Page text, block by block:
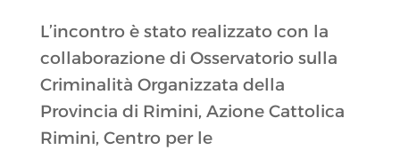
L’incontro è stato realizzato con la
collaborazione di Osservatorio sulla
Criminalità Organizzata della
Provincia di Rimini, Azione Cattolica
Rimini, Centro per le